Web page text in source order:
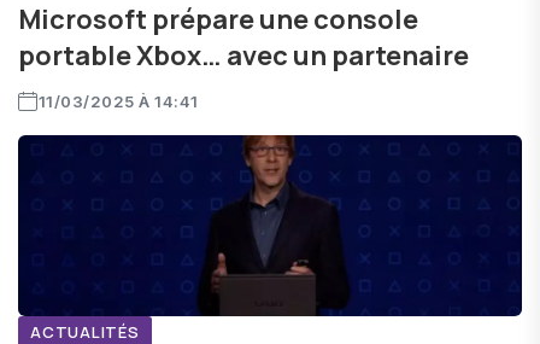
Microsoft prépare une console
portable Xbox… avec un partenaire
11/03/2025 À 14:41
ACTUALITÉS